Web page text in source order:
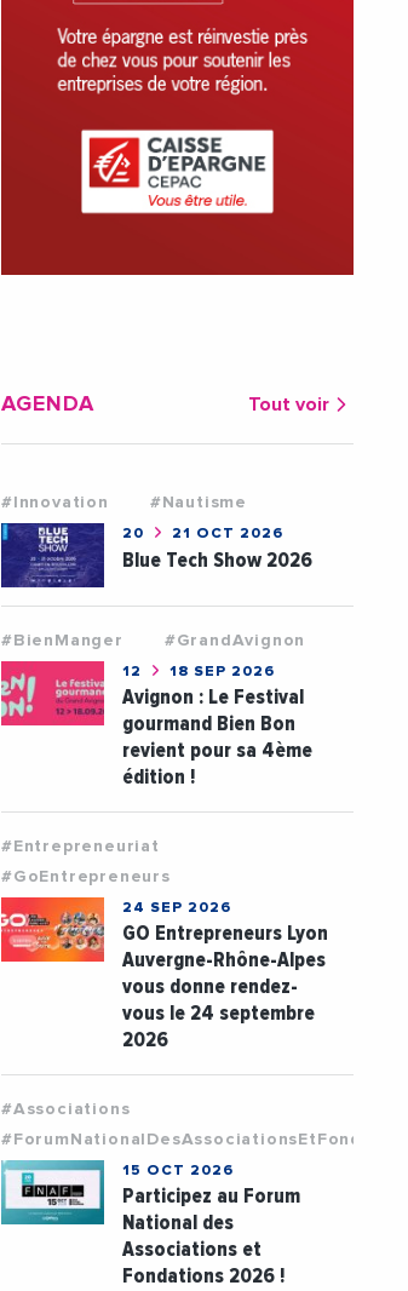
AGENDA Tout voir
#Innovation #Nautisme
20 21 OCT 2026
Blue Tech Show 2026
#BienManger #GrandAvignon
12 18 SEP 2026
Avignon : Le Festival
gourmand Bien Bon
revient pour sa 4ème
édition !
#Entrepreneuriat
#GoEntrepreneurs
24 SEP 2026
GO Entrepreneurs Lyon
Auvergne-Rhône-Alpes
vous donne rendez-
vous le 24 septembre
2026
#Associations
15 OCT 2026
Participez au Forum
National des
Associations et
Fondations 2026 !